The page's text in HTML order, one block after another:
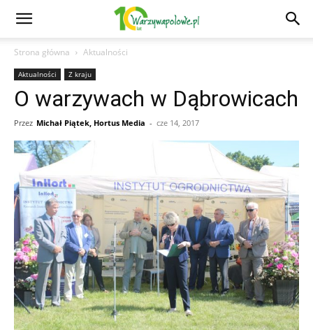
Strona główna Aktualności
Aktualności Z kraju
O warzywach w Dąbrowicach
Przez Michał Piątek, Hortus Media - cze 14, 2017